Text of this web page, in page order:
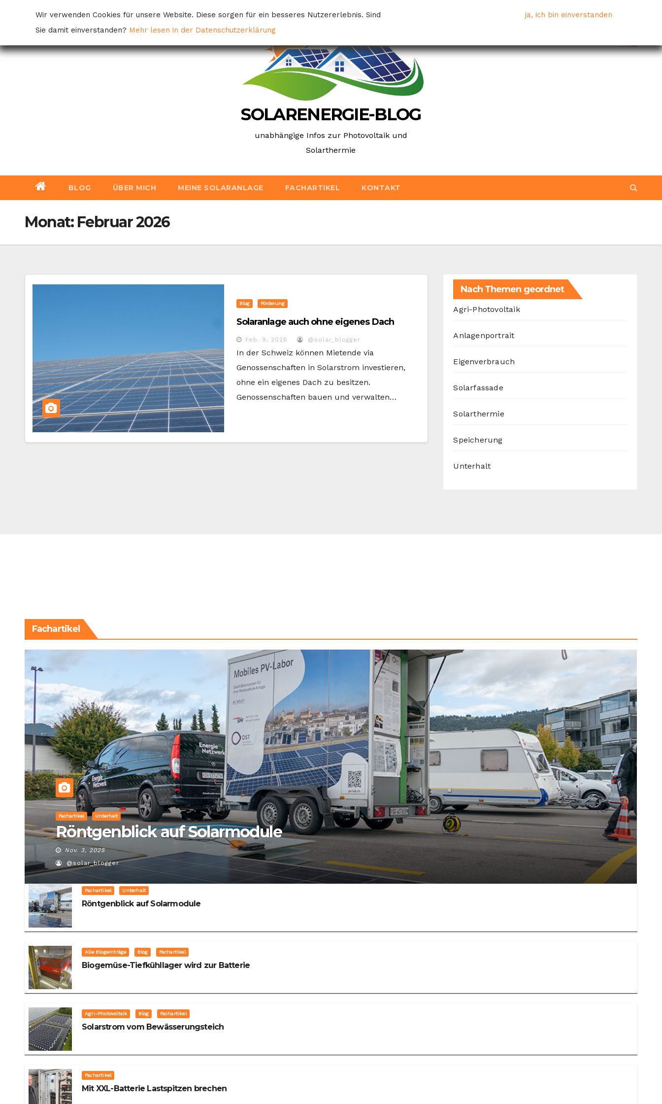
SOLARENERGIE-BLOG
unabhängige Infos zur Photovoltaik und
Solarthermie
BLOG ÜBER MICH MEINE SOLARANLAGE FACHARTIKEL KONTAKT
Monat: Februar 2026
Blog Förderung
Solaranlage auch ohne eigenes Dach
Feb. 9, 2026 @solar_blogger
In der Schweiz können Mietende via
Genossenschaften in Solarstrom investieren,
ohne ein eigenes Dach zu besitzen.
Genossenschaften bauen und verwalten…
Nach Themen geordnet
Agri-Photovoltaik
Anlagenportrait
Eigenverbrauch
Solarfassade
Solarthermie
Speicherung
Unterhalt
Fachartikel
Fachartikel Unterhalt
Röntgenblick auf Solarmodule
Nov. 3, 2025
@solar_blogger
Fachartikel Unterhalt
Röntgenblick auf Solarmodule
Alle Blogeinträge Blog Fachartikel
Biogemüse-Tiefkühllager wird zur Batterie
Agri-Photovoltaik Blog Fachartikel
Solarstrom vom Bewässerungsteich
Fachartikel
Mit XXL-Batterie Lastspitzen brechen
Wir verwenden Cookies für unsere Website. Diese sorgen für ein besseres Nutzererlebnis. Sind
Sie damit einverstanden? Mehr lesen in der Datenschutzerklärung
ja, ich bin einverstanden